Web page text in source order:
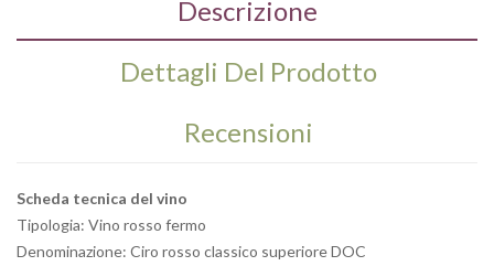
Descrizione
Dettagli Del Prodotto
Recensioni
Scheda tecnica del vino
Tipologia: Vino rosso fermo
Denominazione: Ciro rosso classico superiore DOC